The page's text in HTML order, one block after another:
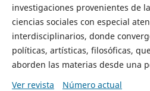
investigaciones provenientes de
ciencias sociales con especial
interdisciplinarios, donde
políticas, artísticas, filosóficas,
aborden las materias desde una
Ver revista
Número actual